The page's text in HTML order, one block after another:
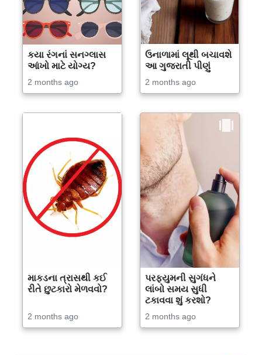
કયા રંગનાં સનગ્લાસ
આંખો માટે યોગ્ય?
2 months ago
ઉનાળામાં લૂથી બચાવશે
આ ગુજરાતી પીણું
2 months ago
માકડના ત્રાસથી કઈ
રીતે છુટકારો મેળવવો?
2 months ago
પરફ્યુમની સુગંધને
લાંબો સમય સુધી
ટકાવવા શું કરશો?
2 months ago